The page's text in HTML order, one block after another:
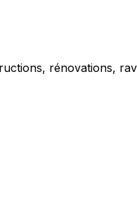
rénovations,